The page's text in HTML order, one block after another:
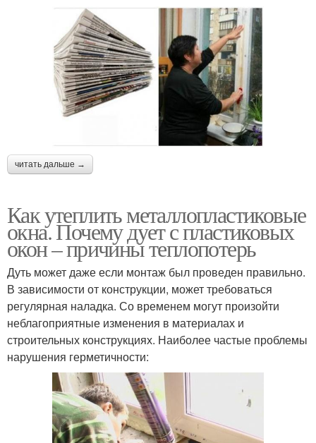
читать дальше →
Как утеплить металлопластиковые
окна. Почему дует с пластиковых
окон – причины теплопотерь
Дуть может даже если монтаж был проведен правильно.
В зависимости от конструкции, может требоваться
регулярная наладка. Со временем могут произойти
неблагоприятные изменения в материалах и
строительных конструкциях. Наиболее частые проблемы
нарушения герметичности: